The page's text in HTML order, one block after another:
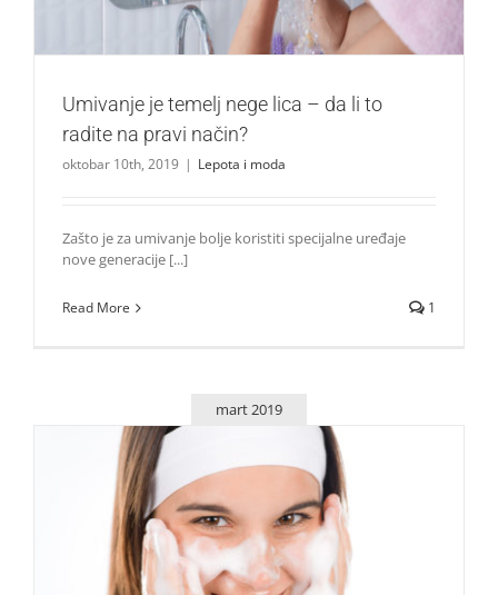
Umivanje je temelj nege lica – da li to
radite na pravi način?
oktobar 10th, 2019 | Lepota i moda
Zašto je za umivanje bolje koristiti specijalne uređaje
nove generacije [...]
Read More 1
mart 2019
7 najčešćih grešaka prilikom čišćenja lica